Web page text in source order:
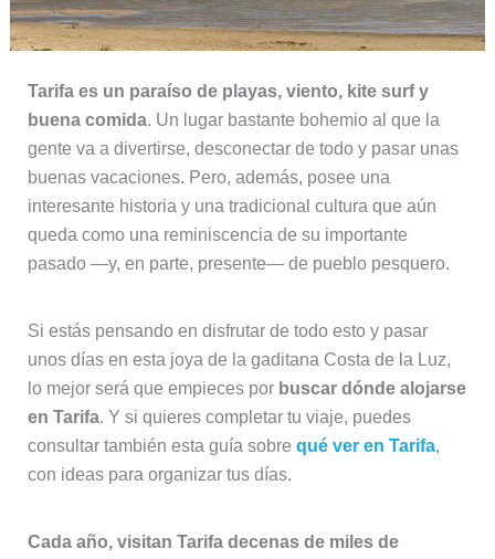
Tarifa es un paraíso de playas, viento, kite surf y
buena comida. Un lugar bastante bohemio al que la
gente va a divertirse, desconectar de todo y pasar unas
buenas vacaciones. Pero, además, posee una
interesante historia y una tradicional cultura que aún
queda como una reminiscencia de su importante
pasado —y, en parte, presente— de pueblo pesquero.
Si estás pensando en disfrutar de todo esto y pasar
unos días en esta joya de la gaditana Costa de la Luz,
lo mejor será que empieces por buscar dónde alojarse
en Tarifa. Y si quieres completar tu viaje, puedes
consultar también esta guía sobre qué ver en Tarifa,
con ideas para organizar tus días.
Cada año, visitan Tarifa decenas de miles de